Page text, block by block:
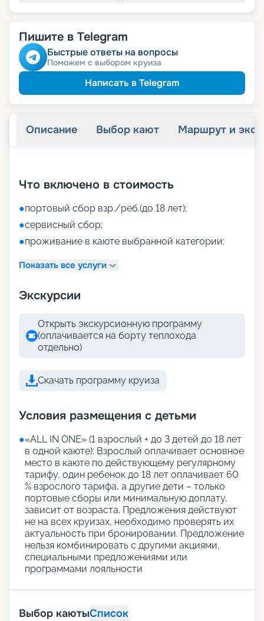
Пишите в Telegram
Быстрые ответы на вопросы
Поможем с выбором круиза
Написать в Telegram
Описание Выбор кают Маршрут и
Что включено в стоимость
●портовый сбор взр./реб.(до 18 лет);
●сервисный сбор;
●проживание в каюте выбранной категории;
Показать все услуги
Экскурсии
Открыть экскурсионную программу
(оплачивается на борту теплохода
отдельно)
Скачать программу круиза
Условия размещения с детьми
●«АLL IN ONE» (1 взрослый + до 3 детей до 18 лет
в одной каюте): Взрослый оплачивает основное
место в каюте по действующему регулярному
тарифу, один ребенок до 18 лет оплачивает 60
% взрослого тарифа, а другие дети – только
портовые сборы или минимальную доплату,
зависит от возраста. Предложения действуют
не на всех круизах, необходимо проверять их
актуальность при бронировании. Предложение
нельзя комбинировать с другими акциями,
специальными предложениями или
программами лояльности
Выбор каютыСписок